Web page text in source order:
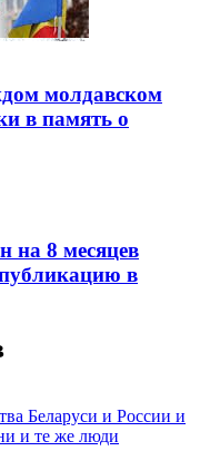
молдавском
в память о
на 8 месяцев
в
Беларуси и России и
и те же люди